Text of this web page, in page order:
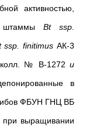
активностью,
штаммы Bt ssp
ssp .finitimus АК-3
колл. № В-1272 и
в
ФБУН ГНЦ ВБ
при выращивании